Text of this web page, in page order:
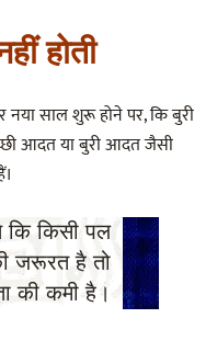
होती
साल शुरू होने पर, कि बुरी
आदत या बुरी आदत जैसी
किसी पल
जरूरत है तो
की कमी है।